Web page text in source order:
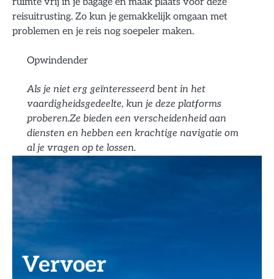
reisuitrusting. Zo kun je gemakkelijk omgaan met
problemen en je reis nog soepeler maken.
Opwindender
Als je niet erg geïnteresseerd bent in het
vaardigheidsgedeelte, kun je deze platforms
proberen.Ze bieden een verscheidenheid aan
diensten en hebben een krachtige navigatie om
al je vragen op te lossen.
Vervoer